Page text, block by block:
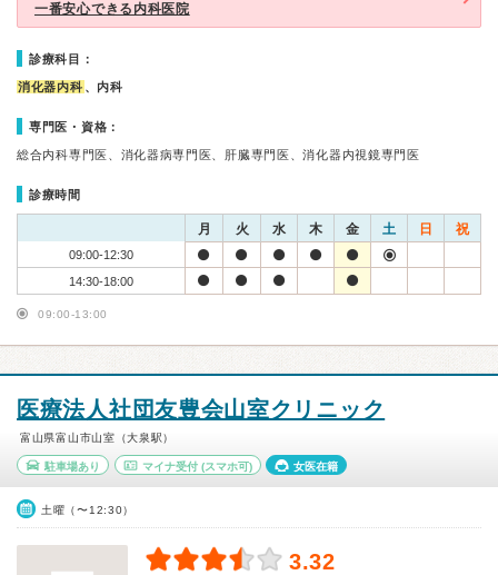
一番安心できる内科医院
診療科目：
消化器内科 、内科
専門医・資格：
総合内科専門医、消化器病専門医、肝臓専門医、消化器内視鏡専門医
診療時間
月 火 水 木 金 土 日 祝
09:00-12:30
14:30-18:00
09:00-13:00
医療法人社団友豊会山室クリニック
富山県富山市山室（大泉駅）
駐車場あり マイナ受付(スマホ可) 女医在籍
土曜（〜12:30）
3.32